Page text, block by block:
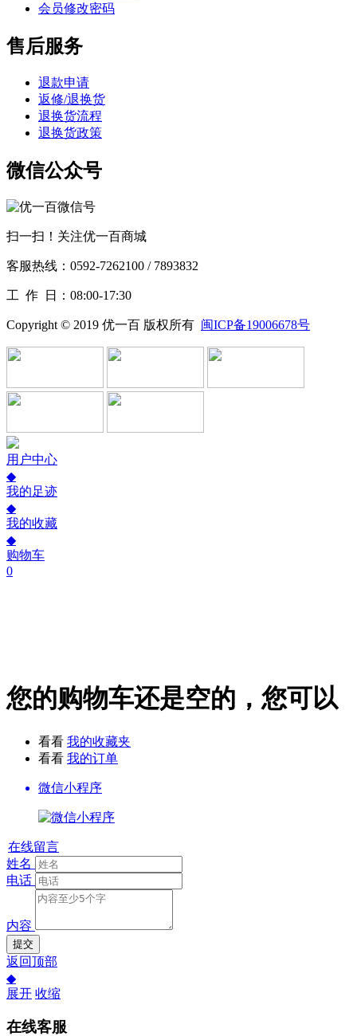
会员修改密码
售后服务
退款申请
返修/退换货
退换货流程
退换货政策
微信公众号
扫一扫！关注优一百商城
客服热线：0592-7262100 / 7893832
工作 日：08:00-17:30
Copyright © 2019 优一百 版权所有 闽ICP备19006678号
用户中心
◆
我的足迹
◆
我的收藏
◆
购物车
0
您的购物车还是空的，您可以
看看 我的收藏夹
看看 我的订单
微信小程序
在线留言
姓名
电话
内容
提交
返回顶部
◆
展开 收缩
在线客服